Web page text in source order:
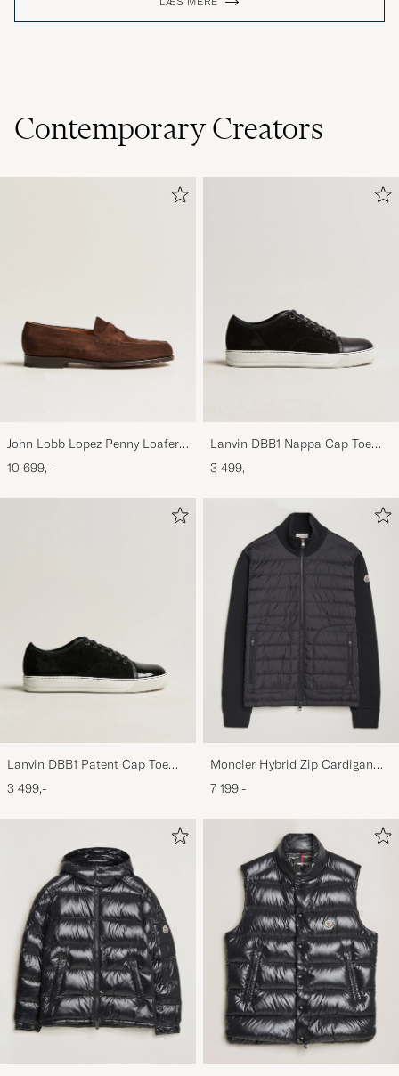
Contemporary Creators
John Lobb Lopez Penny Loafer
Dark Brown Suede
10 699,-
Lanvin DBB1 Nappa Cap Toe
Sneaker Black
3 499,-
Lanvin DBB1 Patent Cap Toe
Sneaker Black
3 499,-
Moncler Hybrid Zip Cardigan
Black
7 199,-